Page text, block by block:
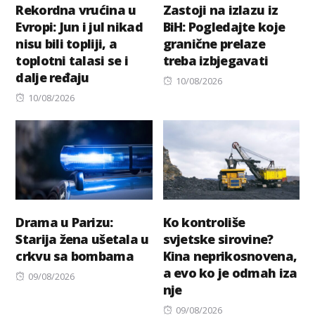
Rekordna vrućina u
Evropi: Jun i jul nikad
nisu bili topliji, a
toplotni talasi se i
dalje ređaju
Posted
10/08/2026
Zastoji na izlazu iz
BiH: Pogledajte koje
granične prelaze
treba izbjegavati
Posted
10/08/2026
Drama u Parizu:
Starija žena ušetala u
crkvu sa bombama
Posted
09/08/2026
Ko kontroliše
svjetske sirovine?
Kina neprikosnovena,
a evo ko je odmah iza
nje
Posted
09/08/2026